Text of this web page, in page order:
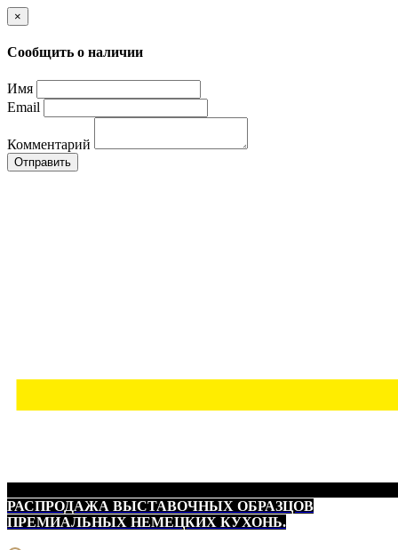
×
Сообщить о наличии
Имя
Email
Комментарий
Отправить
РАСПРОДАЖА ВЫСТАВОЧНЫХ ОБРАЗЦОВ
ПРЕМИАЛЬНЫХ НЕМЕЦКИХ КУХОНЬ.